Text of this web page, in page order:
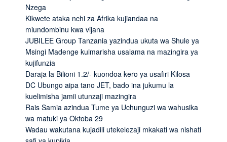
Nzega
Kikwete ataka nchi za Afrika kujiandaa na
miundombinu kwa vijana
JUBILEE Group Tanzania yazindua ukuta wa Shule ya
Msingi Madenge kuimarisha usalama na mazingira ya
kujifunzia
Daraja la Bilioni 1.2/- kuondoa kero ya usafiri Kilosa
DC Ubungo aipa tano JET, bado ina jukumu la
kuelimisha jamii utunzaji mazingira
Rais Samia azindua Tume ya Uchunguzi wa wahusika
wa matuki ya Oktoba 29
Wadau wakutana kujadili utekelezaji mkakati wa nishati